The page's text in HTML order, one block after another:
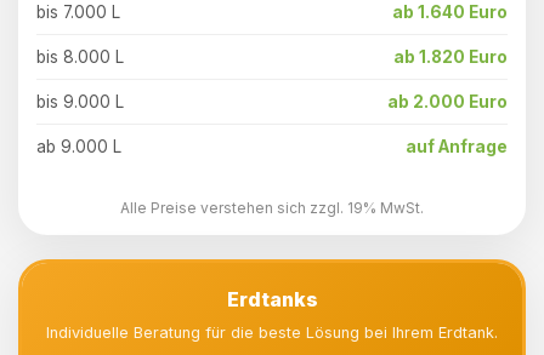
bis 7.000 L ab 1.640 Euro
bis 8.000 L ab 1.820 Euro
bis 9.000 L ab 2.000 Euro
ab 9.000 L auf Anfrage
Alle Preise verstehen sich zzgl. 19% MwSt.
Erdtanks
Individuelle Beratung für die beste Lösung bei Ihrem Erdtank.